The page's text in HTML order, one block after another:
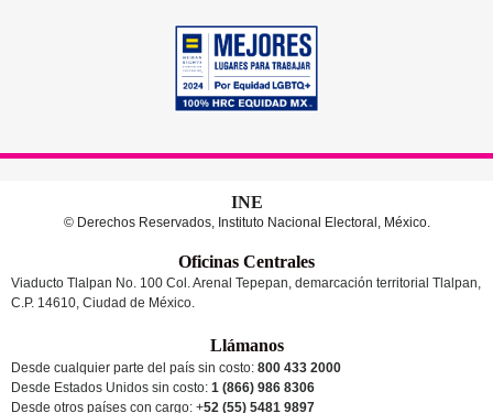
INE
© Derechos Reservados, Instituto Nacional Electoral, México.
Oficinas Centrales
Viaducto Tlalpan No. 100 Col. Arenal Tepepan, demarcación territorial Tlalpan,
C.P. 14610, Ciudad de México.
Llámanos
Desde cualquier parte del país sin costo: 800 433 2000
Desde Estados Unidos sin costo: 1 (866) 986 8306
Desde otros países con cargo: +52 (55) 5481 9897